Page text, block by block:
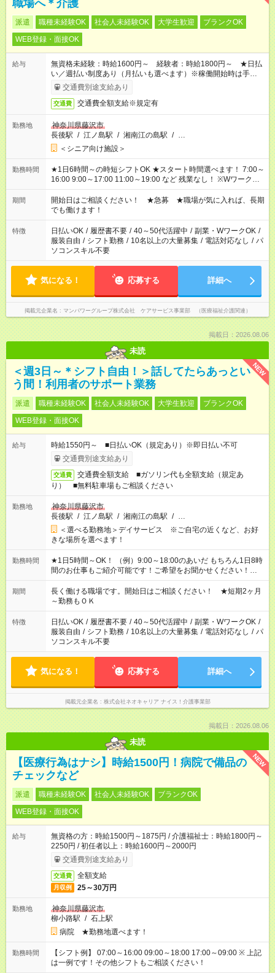
職場へ＊介護
派遣 職種未経験OK 社会人未経験OK 大学生歓迎
ブランクOK
WEB登録・面接OK
給与
無資格未経験：時給1600円～ 経験者：時給1800円～ ★日払
い／週払い制度あり（月払いも選べます）※稼働開始時は手続き
完了次第のお支払いとなります。
交通費別途支給あり
交通費 交通費全額支給※規定有
勤務地
神奈川県藤沢市
長後駅 / 江ノ島駅 / 湘南江の島駅 / …
＜シニア向け施設＞
勤務時間
★1日6時間～の時短シフトOK ★スタート時間選べます！ 7:00～
16:00 9:00～17:00 11:00～19:00 など 残業なし！ ※Wワークの
場合、他のお仕事と合わせ週40時間超の就業はご案内できませ
ん ※法令に基づき、週20時間以上勤務は社会保険への加入対象
となります ※労働者派遣法（日雇い派遣の原則禁止）により、
短時間・短期間の就業はご案内が難しい場合があります
期間
開始日はご相談ください！ ★急募 ★職場が気に入れば、長期
でも働けます！
特徴 日払いOK / 履歴書不要 / 40～50代活躍中 / 副業・WワークOK /
服装自由 / シフト勤務 / 10名以上の大量募集 / 電話対応なし / パ
ソコンスキル不要
気になる！ 応募する 詳細へ
掲載元企業名 マンパワーグループ株式会社 ケアサービス事業部 （医療福祉介護関連）
掲載日：2026.08.06
未読
NEW
＜週3日～＊シフト自由！＞話してたらあっとい
う間！利用者のサポート業務
派遣 職種未経験OK 社会人未経験OK 大学生歓迎
ブランクOK
WEB登録・面接OK
給与
時給1550円～ ■日払いOK（規定あり）※即日払い不可
交通費別途支給あり
交通費
交通費全額支給 ■ガソリン代も全額支給（規定あ
り） ■無料駐車場もご相談ください
勤務地
神奈川県藤沢市
長後駅 / 江ノ島駅 / 湘南江の島駅 / …
＜選べる勤務地＞デイサービス ※ご自宅の近くなど、お好
きな場所を選べます！
勤務時間
★1日5時間～OK！ （例）9:00～18:00のあいだ もちろん1日8時
間のお仕事もご紹介可能です！ご希望をお聞かせください！★家
庭の都合でお休みが必要な場合も遠慮なくご相談ください。 ※
週最低15時間以上の勤務が必要です
期間
長く働ける職場です。開始日はご相談ください！ ★短期2ヶ月
～勤務もＯＫ
特徴 日払いOK / 履歴書不要 / 40～50代活躍中 / 副業・WワークOK /
服装自由 / シフト勤務 / 10名以上の大量募集 / 電話対応なし / パ
ソコンスキル不要
気になる！ 応募する 詳細へ
掲載元企業名 株式会社ネオキャリア ナイス！介護事業部
掲載日：2026.08.06
未読
NEW
【医療行為はナシ】時給1500円！病院で備品の
チェックなど
派遣 職種未経験OK 社会人未経験OK
ブランクOK
WEB登録・面接OK
給与
無資格の方：時給1500円～1875円 / 介護福祉士：時給1800円～
2250円 / 初任者以上：時給1600円～2000円
交通費別途支給あり
交通費 全額支給
月収例 25～30万円
勤務地
神奈川県藤沢市
柳小路駅 / 石上駅
病院 ★勤務地選べます！
勤務時間
【シフト例】 07:00～16:00 09:00～18:00 17:00～09:00 ※ 上記
は一例です！その他シフトもご相談ください！